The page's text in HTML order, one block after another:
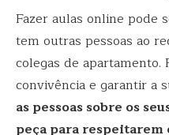
Fazer aulas online pode
tem outras pessoas ao
colegas de
convivência e garantir a
as pessoas sobre os
peça para respeitarem